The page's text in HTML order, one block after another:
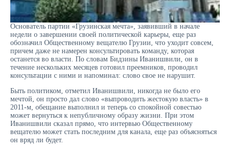
Основатель партии «Грузинская мечта», заявивший в начале
недели о завершении своей политической карьеры, еще раз
обозначил Общественному вещателю Грузии, что уходит совсем,
причем даже не намерен консультировать команду, которая
останется во власти. По словам Бидзины Иванишвили, он в
течение нескольких месяцев готовил преемников, проводил
консультации с ними и напоминал: слово свое не нарушит.
Быть политиком, отметил Иванишвили, никогда не было его
мечтой, он просто дал слово «выпроводить жестокую власть» в
2011-м, обещание выполнил и теперь со спокойной совестью
может вернуться к непубличному образу жизни. При этом
Иванишвили сказал прямо, что интервью Общественному
вещателю может стать последним для канала, еще раз объясняться
он вряд ли будет.